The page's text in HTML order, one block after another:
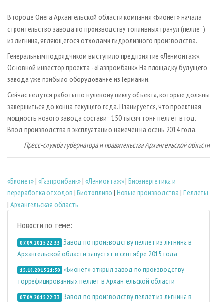
ДЕРЕВЯННОЕ ДОМОСТРОЕНИЕ
ПРОИЗВОДСТВО МЕБЕЛИ
БИОЭНЕРГЕТИКА
ЦБП
ОФИЦИАЛЬНЫЕ ДЕЛЕГАЦИИ
ПРИОРИТЕТНЫЕ ИНВЕСТПРОЕКТЫ
RUSSIAN FORESTRY REVIEW
ГАЗЕТА ЛЕСПРОМФОРУМ
БИБЛИОТЕКА СПЕЦИАЛИСТА
В городе Онега Архангельской области компания «Бионет» начала
строительство завода по производству топливных гранул (пеллет)
из лигнина, являющегося отходами гидролизного производства.
Генеральным подрядчиком выступило предприятие «Ленмонтаж».
Основной инвестор проекта - «Газпромбанк». На площадку будущего
завода уже прибыло оборудование из Германии.
Сейчас ведутся работы по нулевому циклу объекта, которые должны
завершиться до конца текущего года. Планируется, что проектная
мощность нового завода составит 150 тысяч тонн пеллет в год.
Ввод производства в эксплуатацию намечен на осень 2014 года.
Пресс-служба губернатора и правительства Архангельской области
«Бионет»| «Газпромбанк»| «Ленмонтаж»| Биoэнергетика и
переработка отходов | Биотопливо | Новые производства | Пеллеты
| Архангельская область
Новости по теме:
07.09.2015 22:33 Завод по производству пеллет из лигнина в
Архангельской области запустят в сентябре 2015 года
15.10.2015 21:30 «Бионет» открыл завод по производству
торрефицированных пеллет в Архангельской области
07.09.2015 22:33 Завод по производству пеллет из лигнина в